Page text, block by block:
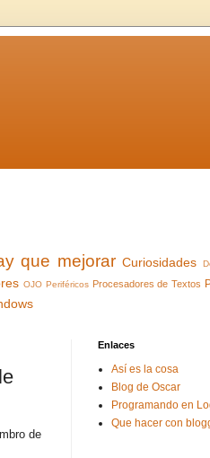
que mejorar Curiosidades
OJO Periféricos Procesadores de Textos
de
Enlaces
Así es la cosa
Blog de Oscar
Programando en
Que hacer con